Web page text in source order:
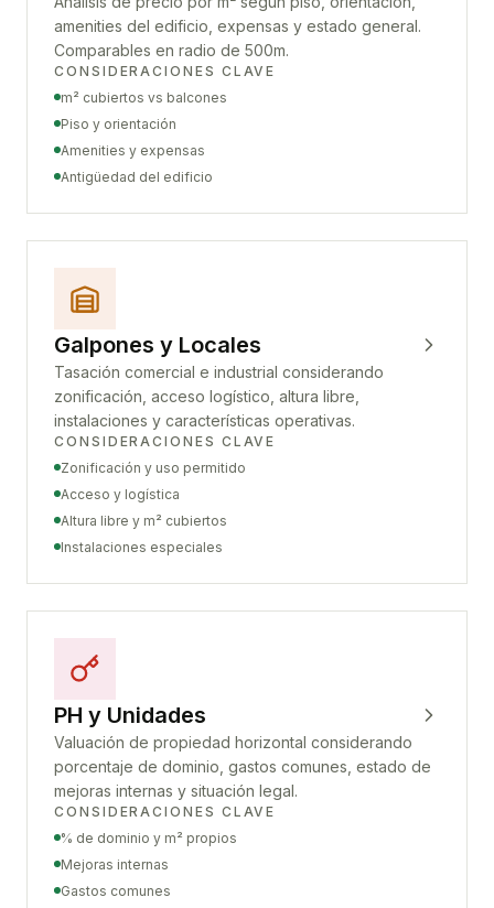
amenities del edificio, expensas y estado general.
Comparables en radio de 500m.
CONSIDERACIONES CLAVE
m² cubiertos vs balcones
Piso y orientación
Amenities y expensas
Antigüedad del edificio
Galpones y Locales
Tasación comercial e industrial considerando
zonificación, acceso logístico, altura libre,
instalaciones y características operativas.
CONSIDERACIONES CLAVE
Zonificación y uso permitido
Acceso y logística
Altura libre y m² cubiertos
Instalaciones especiales
PH y Unidades
Valuación de propiedad horizontal considerando
porcentaje de dominio, gastos comunes, estado de
mejoras internas y situación legal.
CONSIDERACIONES CLAVE
% de dominio y m² propios
Mejoras internas
Gastos comunes